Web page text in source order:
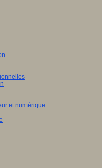
et numérique